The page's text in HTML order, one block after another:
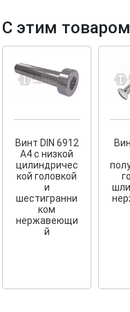
Саморезы кровельные HKR-
HARPOON EURO
остатков по ценам 2020
С этим
Винт DIN 6912
A4 с низкой
цилиндричес
кой головкой
и
шестигранни
ком
нержавеющи
й